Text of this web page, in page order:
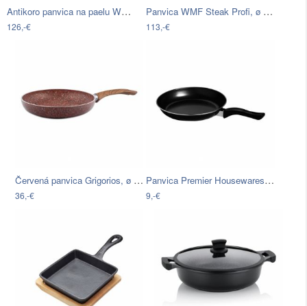
Antikoro panvica na paelu WMF Profi…
126,-€
Panvica WMF Steak Profi, ø 24 cm
113,-€
Červená panvica Grigorios, ø 24 cm
36,-€
Panvica Premier Housewares Elite, ⌀ 26…
9,-€